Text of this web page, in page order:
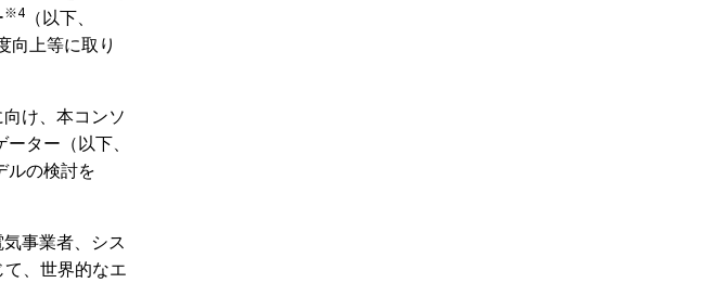
※4 （以下、
向上等に取り
け、本コンソ
ター（以下、
ルの検討を
事業者、シス
、世界的なエ